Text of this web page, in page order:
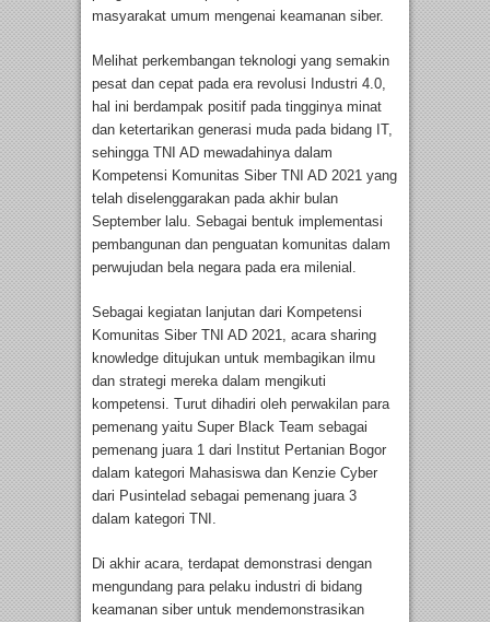
masyarakat umum mengenai keamanan siber.
Melihat perkembangan teknologi yang semakin
pesat dan cepat pada era revolusi Industri 4.0,
hal ini berdampak positif pada tingginya minat
dan ketertarikan generasi muda pada bidang IT,
sehingga TNI AD mewadahinya dalam
Kompetensi Komunitas Siber TNI AD 2021 yang
telah diselenggarakan pada akhir bulan
September lalu. Sebagai bentuk implementasi
pembangunan dan penguatan komunitas dalam
perwujudan bela negara pada era milenial.
Sebagai kegiatan lanjutan dari Kompetensi
Komunitas Siber TNI AD 2021, acara sharing
knowledge ditujukan untuk membagikan ilmu
dan strategi mereka dalam mengikuti
kompetensi. Turut dihadiri oleh perwakilan para
pemenang yaitu Super Black Team sebagai
pemenang juara 1 dari Institut Pertanian Bogor
dalam kategori Mahasiswa dan Kenzie Cyber
dari Pusintelad sebagai pemenang juara 3
dalam kategori TNI.
Di akhir acara, terdapat demonstrasi dengan
mengundang para pelaku industri di bidang
keamanan siber untuk mendemonstrasikan